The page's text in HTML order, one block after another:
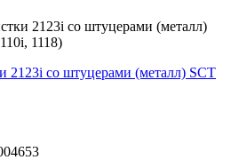
2123i со штуцерами (металл)
1118)